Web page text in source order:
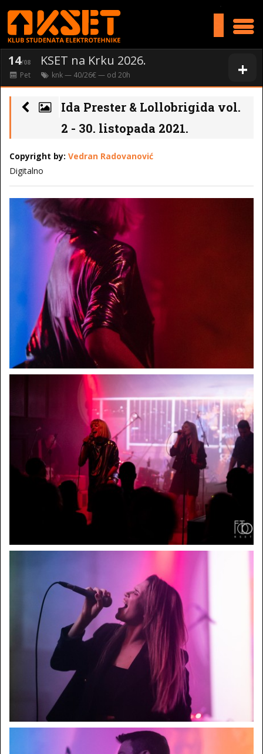
+
14/08 KSET na Krku 2026.
Pet knk— 40/26€ — od 20h
Ida Prester & Lollobrigida vol.
2 - 30. listopada 2021.
Copyright by: Vedran Radovanović
Digitalno